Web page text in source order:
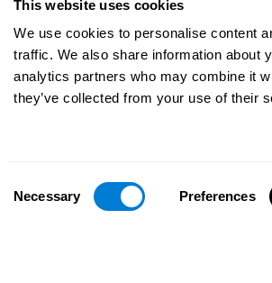
This website uses cookies
We use cookies to personalise content
traffic. We also share information about
analytics partners who may combine it
they’ve collected from your use of their
Necessary Preferences